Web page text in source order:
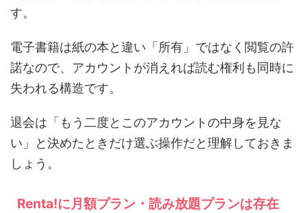
す。
電子書籍は紙の本と違い「所有」ではなく閲覧の許
諾なので、アカウントが消えれば読む権利も同時に
失われる構造です。
退会は「もう二度とこのアカウントの中身を見な
い」と決めたときだけ選ぶ操作だと理解しておきま
しょう。
Renta!に月額プラン・読み放題プランは存在